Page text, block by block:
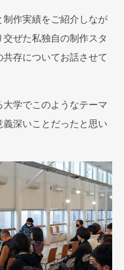
作実績をご紹介しなが
ぜた私独自の制作スタ
存についてお話させて
学でこのようなテーマ
深いことだったと思い